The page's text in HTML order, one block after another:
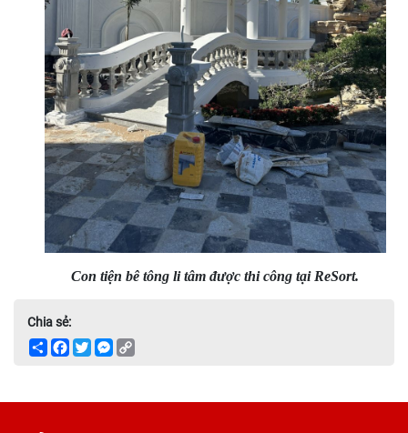
Con tiện bê tông li tâm được thi công tại ReSort.
Chia sẻ:
ShareFacebook
TwitterMessenger